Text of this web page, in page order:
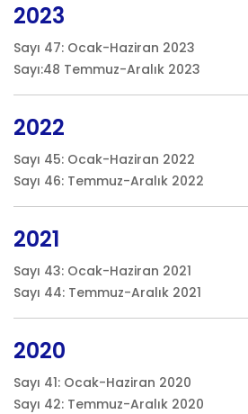
2023
Sayı 47: Ocak-Haziran 2023
Sayı:48 Temmuz-Aralık 2023
2022
Sayı 45: Ocak-Haziran 2022
Sayı 46: Temmuz-Aralık 2022
2021
Sayı 43: Ocak-Haziran 2021
Sayı 44: Temmuz-Aralık 2021
2020
Sayı 41: Ocak-Haziran 2020
Sayı 42: Temmuz-Aralık 2020